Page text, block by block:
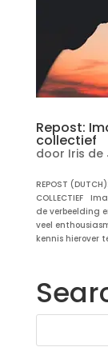
Repost:
collectief
door Iris de
REPOST
COLLECTIEF
de verbeelding
veel
kennis hierover